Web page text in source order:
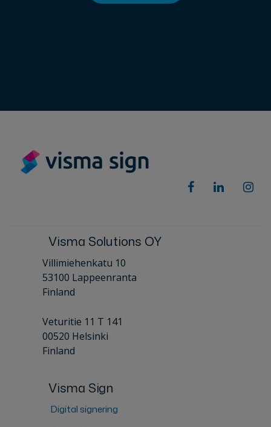
Visma Solutions OY
Villimiehenkatu 10
53100 Lappeenranta
Finland
Veturitie 11 T 141
00520 Helsinki
Finland
Visma Sign
Digital signering